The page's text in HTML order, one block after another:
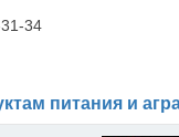
34
питания и